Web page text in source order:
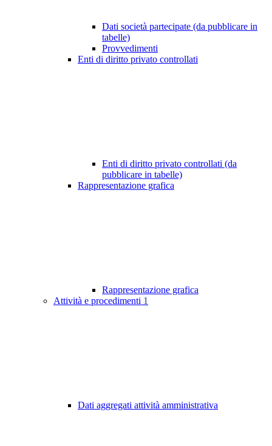
Dati società partecipate (da pubblicare in
tabelle)
Provvedimenti
Enti di diritto privato controllati
Enti di diritto privato controllati (da
pubblicare in tabelle)
Rappresentazione grafica
Rappresentazione grafica
Attività e procedimenti 1
Dati aggregati attività amministrativa